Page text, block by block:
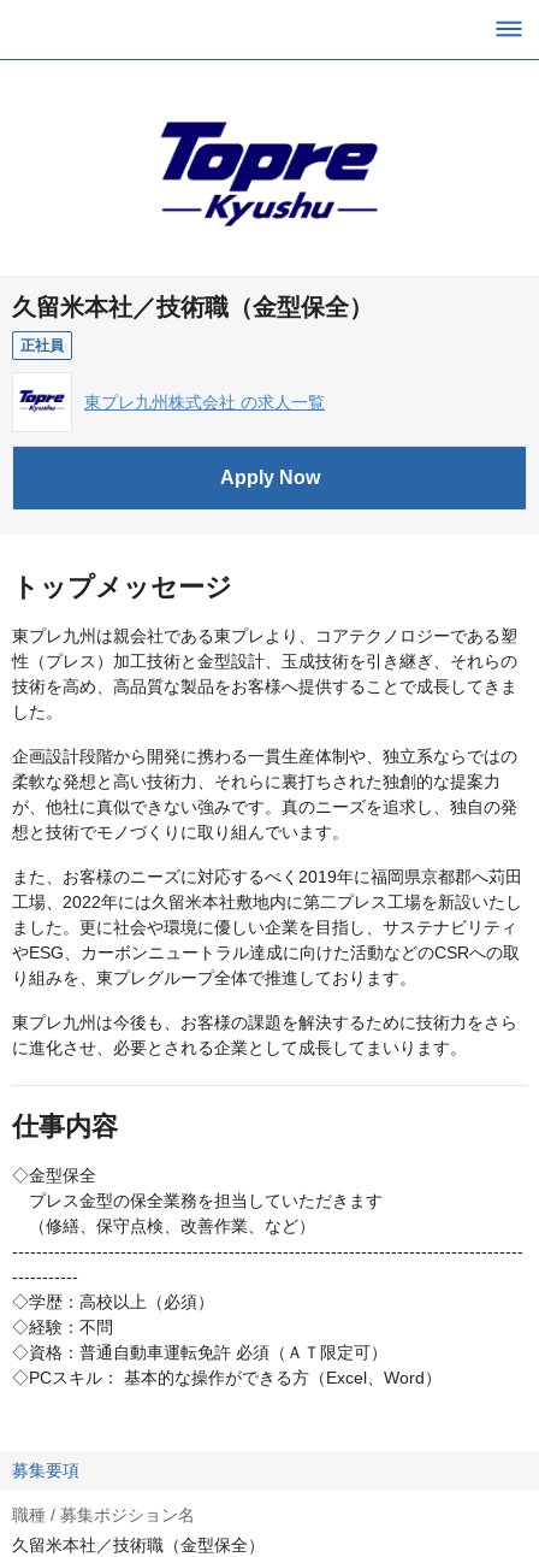
久留米本社／技術職（金型保全）
正社員
東プレ九州株式会社 の求人一覧
Apply Now
トップメッセージ
東プレ九州は親会社である東プレより、コアテクノロジーである塑
性（プレス）加工技術と金型設計、玉成技術を引き継ぎ、それらの
技術を高め、高品質な製品をお客様へ提供することで成長してきま
した。
企画設計段階から開発に携わる一貫生産体制や、独立系ならではの
柔軟な発想と高い技術力、それらに裏打ちされた独創的な提案力
が、他社に真似できない強みです。真のニーズを追求し、独自の発
想と技術でモノづくりに取り組んでいます。
また、お客様のニーズに対応するべく2019年に福岡県京都郡へ苅田
工場、2022年には久留米本社敷地内に第二プレス工場を新設いたし
ました。更に社会や環境に優しい企業を目指し、サステナビリティ
やESG、カーボンニュートラル達成に向けた活動などのCSRへの取
り組みを、東プレグループ全体で推進しております。
東プレ九州は今後も、お客様の課題を解決するために技術力をさら
に進化させ、必要とされる企業として成長してまいります。
仕事内容
◇金型保全
プレス金型の保全業務を担当していただきます
（修繕、保守点検、改善作業、など）
-------------------------------------------------------------------------------------
-----------
◇学歴：高校以上（必須）
◇経験：不問
◇資格：普通自動車運転免許 必須（ＡＴ限定可）
◇PCスキル： 基本的な操作ができる方（Excel、Word）
募集要項
職種 / 募集ポジション名
久留米本社／技術職（金型保全）